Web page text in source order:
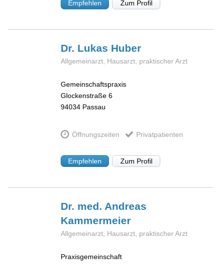
Empfehlen Zum Profil
Dr. Lukas Huber
Allgemeinarzt, Hausarzt, praktischer Arzt
Gemeinschaftspraxis
Glockenstraße 6
94034 Passau
Öffnungszeiten Privatpatienten
Empfehlen Zum Profil
Dr. med. Andreas
Kammermeier
Allgemeinarzt, Hausarzt, praktischer Arzt
Praxisgemeinschaft